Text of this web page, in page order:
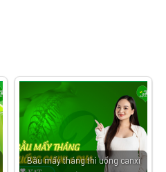
Bầu mấy tháng thì uống canxi